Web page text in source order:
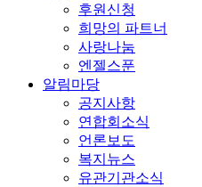
후원신청
희망의 파트너
사랑나눔
엔젤스푼
알림마당
공지사항
연합회소식
언론보도
복지뉴스
유관기관소식